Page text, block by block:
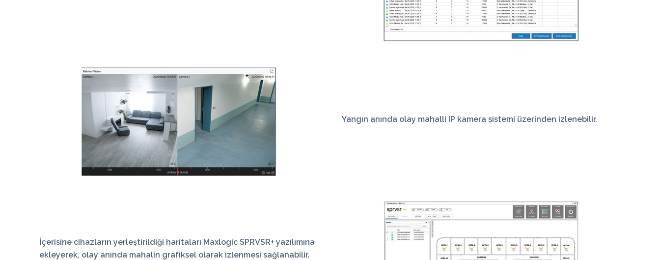
Yangın anında olay mahalli IP kamera sistemi üzerinden izlenebilir.
İçerisine cihazların yerleştirildiği haritaları Maxlogic SPRVSR+ yazılımına
ekleyerek, olay anında mahalin grafiksel olarak izlenmesi sağlanabilir,